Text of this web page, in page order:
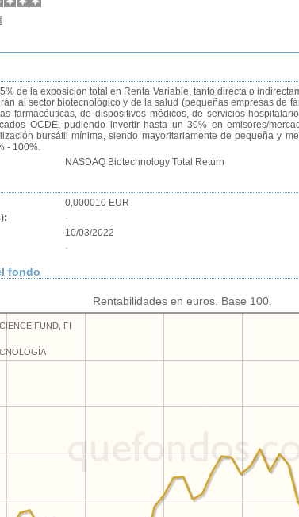
de la exposición total en Renta Variable, tanto directa o
al sector biotecnológico y de la salud (pequeñas empresas de
farmacéuticas, de dispositivos médicos, de servicios
OCDE, pudiendo invertir hasta un 30% en emisores/
bursátil mínima, siendo mayoritariamente de pequeña y
- 100%.
NASDAQ Biotechnology Total Return
0,000010 EUR
·
10/03/2022
·
fondo
Rentabilidades en euros. Base 100.
FUND, FI